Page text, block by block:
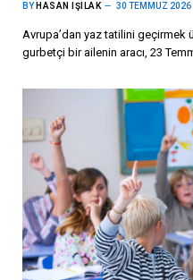
BY HASAN IŞILAK 30 TEMMUZ 2026
Avrupa’dan yaz tatilini geçirmek
gurbetçi bir ailenin aracı, 23